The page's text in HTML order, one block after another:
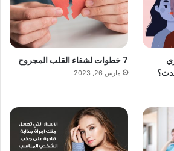
7 خطوات لشفاء القلب المجروح
مارس 26, 2023